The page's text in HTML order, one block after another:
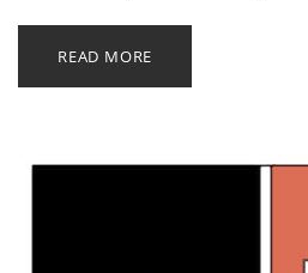
READ MORE